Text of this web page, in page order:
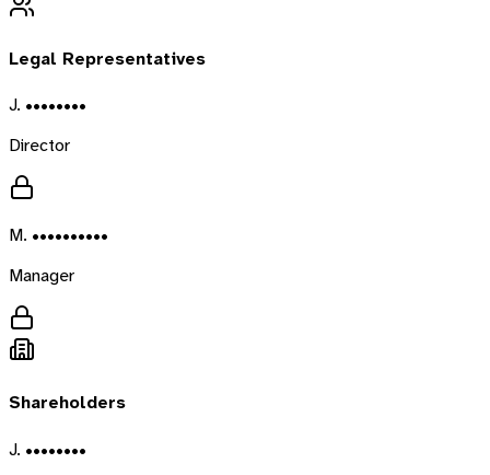
Legal Representatives
J. ••••••••
Director
M. ••••••••••
Manager
Shareholders
J. ••••••••